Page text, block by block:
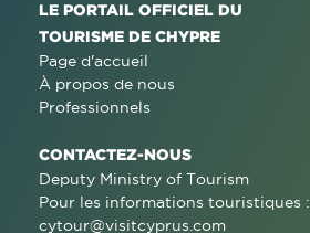
LE PORTAIL OFFICIEL DU
TOURISME DE CHYPRE
Page d'accueil
À propos de nous
Professionnels
CONTACTEZ-NOUS
Deputy Ministry of Tourism
Pour les informations touristiques :
cytour@visitcyprus.com